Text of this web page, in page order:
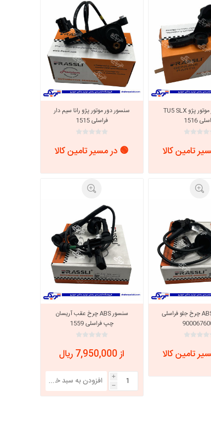
خانواده نیسان
نیسان وانت
سنسور دور موتور پژو TU5 SLX
1516
تامین کالا
سنسور دور موتور پژو رانا سیم دار
فراسلی 1515
🟢 در مسیر تامین کالا
سنسور روا ABS چرخ جلو فراسلی
تامین کالا
سنسور ABS چرخ عقب آریسان
چپ فراسلی 1559
از 7,950,000 ریال
i
h